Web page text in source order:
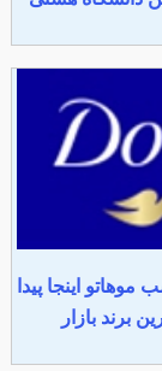
اینجا پیدا
برند بازار